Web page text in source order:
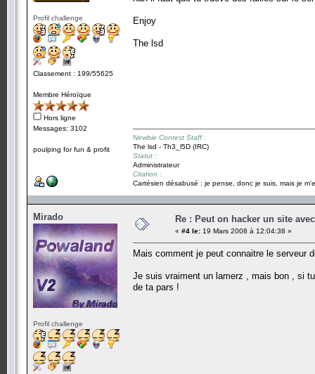
Profil challenge
Classement : 199/55625
Membre Héroïque
Hors ligne
Messages: 3102
poulping for fun & profit
Enjoy
The lsd
Newbie Contest Staff :
The lsd - Th3_l5D (IRC)
Statut :
Administrateur
Citation :
Cartésien désabusé : je pense, donc je suis, mais je
Mirado
Profil challenge
Re : Peut on hacker un site
« #4 le: 19 Mars 2008 à 12:04:38 »
Mais comment je peut connaitre le serveur
Je suis vraiment un lamerz , mais bon , si
de ta pars !